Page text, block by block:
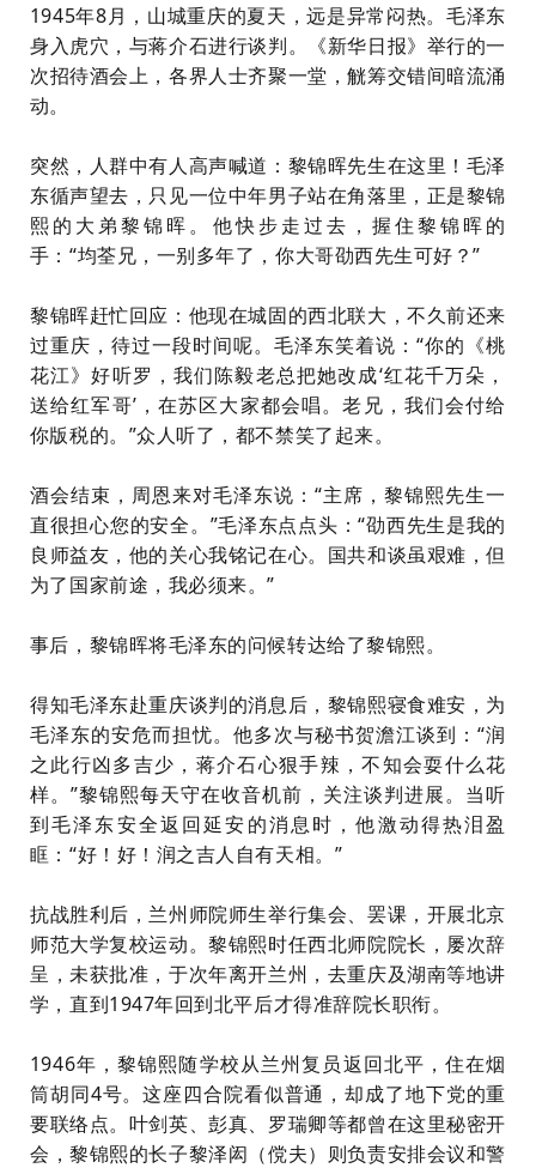
1945年8月，山城重庆的夏天，远是异常闷热。毛泽东
身入虎穴，与蒋介石进行谈判。《新华日报》举行的一
次招待酒会上，各界人士齐聚一堂，觥筹交错间暗流涌
动。
突然，人群中有人高声喊道：黎锦晖先生在这里！毛泽
东循声望去，只见一位中年男子站在角落里，正是黎锦
熙的大弟黎锦晖。他快步走过去，握住黎锦晖的
手：“均荃兄，一别多年了，你大哥劭西先生可好？”
黎锦晖赶忙回应：他现在城固的西北联大，不久前还来
过重庆，待过一段时间呢。毛泽东笑着说：“你的《桃
花江》好听罗，我们陈毅老总把她改成‘红花千万朵，
送给红军哥’，在苏区大家都会唱。老兄，我们会付给
你版税的。”众人听了，都不禁笑了起来。
酒会结束，周恩来对毛泽东说：“主席，黎锦熙先生一
直很担心您的安全。”毛泽东点点头：“劭西先生是我的
良师益友，他的关心我铭记在心。国共和谈虽艰难，但
为了国家前途，我必须来。”
事后，黎锦晖将毛泽东的问候转达给了黎锦熙。
得知毛泽东赴重庆谈判的消息后，黎锦熙寝食难安，为
毛泽东的安危而担忧。他多次与秘书贺澹江谈到：“润
之此行凶多吉少，蒋介石心狠手辣，不知会耍什么花
样。”黎锦熙每天守在收音机前，关注谈判进展。当听
到毛泽东安全返回延安的消息时，他激动得热泪盈
眶：“好！好！润之吉人自有天相。”
抗战胜利后，兰州师院师生举行集会、罢课，开展北京
师范大学复校运动。黎锦熙时任西北师院院长，屡次辞
呈，未获批准，于次年离开兰州，去重庆及湖南等地讲
学，直到1947年回到北平后才得准辞院长职衔。
1946年，黎锦熙随学校从兰州复员返回北平，住在烟
筒胡同4号。这座四合院看似普通，却成了地下党的重
要联络点。叶剑英、彭真、罗瑞卿等都曾在这里秘密开
会，黎锦熙的长子黎泽闳（傥夫）则负责安排会议和警